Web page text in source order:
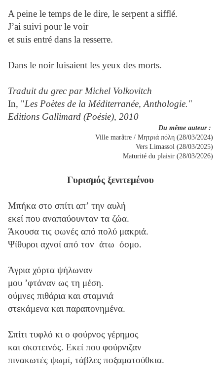
A peine le temps de le dire, le serpent a sifflé.
J’ai suivi pour le voir
et suis entré dans la resserre.
Dans le noir luisaient les yeux des morts.
Traduit du grec par Michel Volkovitch
In, "Les Poètes de la Méditerranée, Anthologie."
Editions Gallimard (Poésie), 2010
Du même auteur :
Ville marâtre / Μητριά πόλη (28/03/2024)
Vers Limassol (28/03/2025)
Maturité du plaisir (28/03/2026)
Γυρισμός ξενιτεμένου
Μπήκα στο σπίτι απʼ την αυλή
εκεί που αναπαύουνταν τα ζώα.
Άκουσα τις φωνές από πολύ μακριά.
Ψίθυροι αχνοί από τον άτω όσμο.
Άγρια χόρτα ψήλωναν
μου ʼφτάναν ως τη μέση.
ούμνες πιθάρια και σταμνιά
στεκάμενα και παραπονημένα.
Σπίτι τυφλό κι ο φούρνος γέρημος
και σκοτεινός. Εκεί που φούρνιζαν
πινακωτές ψωμί, τάβλες ποξαματούθκια.